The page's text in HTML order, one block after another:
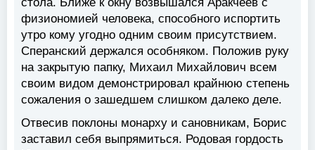
физиономией человека, способного испортить
утро кому угодно одним своим присутствием.
Сперанский держался особняком. Положив руку
на закрытую папку, Михаил Михайлович всем
своим видом демонстрировал крайнюю степень
сожаления о зашедшем слишком далеко деле.
Отвесив поклоны монарху и сановникам, Борис
заставил себя выпрямиться. Родовая гордость